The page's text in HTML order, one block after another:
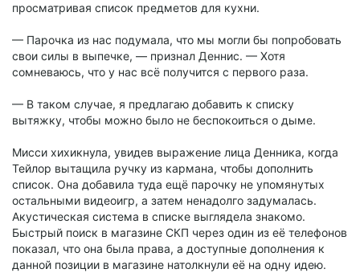
просматривая список предметов для кухни.
— Парочка из нас подумала, что мы могли бы попробовать
свои силы в выпечке, — признал Деннис. — Хотя
сомневаюсь, что у нас всё получится с первого раза.
— В таком случае, я предлагаю добавить к списку
вытяжку, чтобы можно было не беспокоиться о дыме.
Мисси хихикнула, увидев выражение лица Денника, когда
Тейлор вытащила ручку из кармана, чтобы дополнить
список. Она добавила туда ещё парочку не упомянутых
остальными видеоигр, а затем ненадолго задумалась.
Акустическая система в списке выглядела знакомо.
Быстрый поиск в магазине СКП через один из её телефонов
показал, что она была права, а доступные дополнения к
данной позиции в магазине натолкнули её на одну идею.